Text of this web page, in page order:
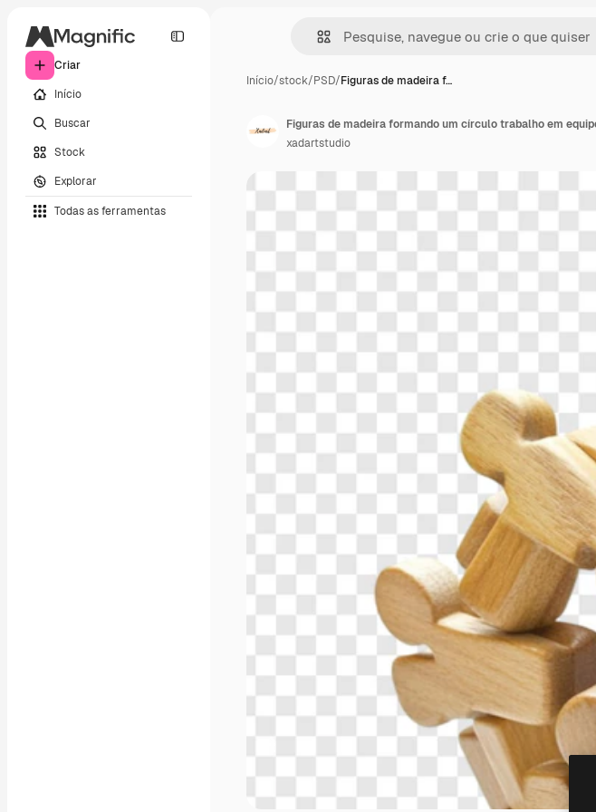
Criar
Início
Buscar
Stock
Explorar
Todas as ferramentas
Início/stock/PSD/Figuras de madeira f…
xadartstudio